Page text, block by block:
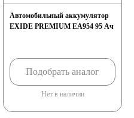
Автомобильный аккумулятор
EXIDE PREMIUM EA954 95 Ач
Подобрать аналог
Нет в наличии